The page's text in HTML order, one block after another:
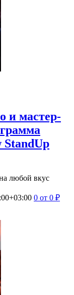
и мастер-
StandUp
любой вкус
0 от 0 ₽